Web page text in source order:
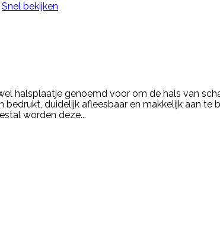
Snel bekijken
halsplaatje genoemd voor om de hals van
duidelijk afleesbaar en makkelijk aan
worden deze...